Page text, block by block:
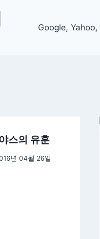
Google,
스의 유훈
년 04월 26일